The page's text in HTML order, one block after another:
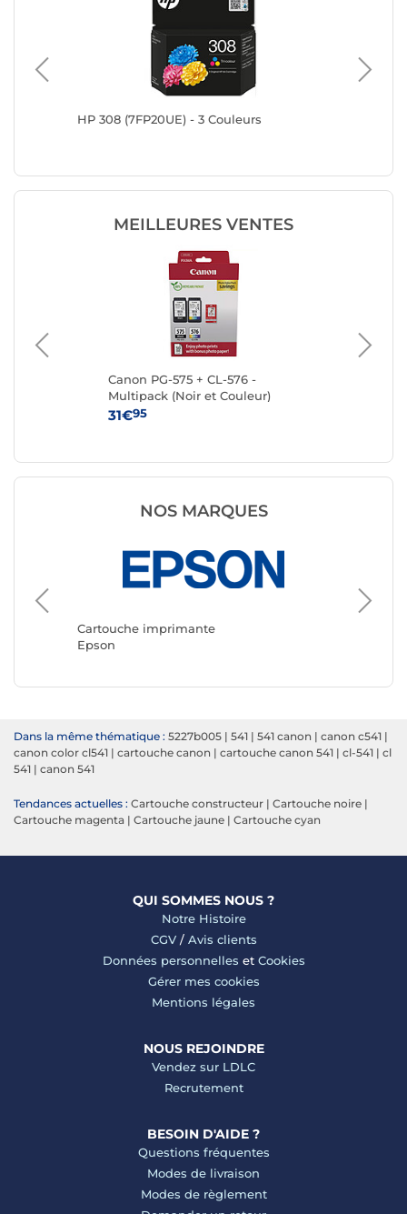
HP 308 (7FP20UE) - 3 Couleurs
MEILLEURES VENTES
Canon PG-575 + CL-576 -
Multipack (Noir et Couleur)
31€95
NOS MARQUES
Cartouche imprimante
Epson
Dans la même thématique : 5227b005 | 541 | 541 canon | canon c541 |
canon color cl541 | cartouche canon | cartouche canon 541 | cl-541 | cl
541 | canon 541
Tendances actuelles : Cartouche constructeur | Cartouche noire |
Cartouche magenta | Cartouche jaune | Cartouche cyan
QUI SOMMES NOUS ?
Notre Histoire
CGV/ Avis clients
Données personnelles et Cookies
Gérer mes cookies
Mentions légales
NOUS REJOINDRE
Vendez sur LDLC
Recrutement
BESOIN D'AIDE ?
Questions fréquentes
Modes de livraison
Modes de règlement